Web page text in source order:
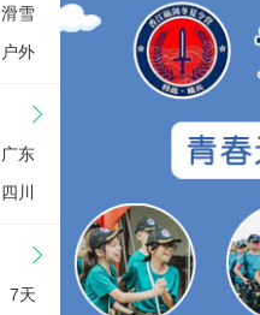
滑雪
户外
广东
四川
7天